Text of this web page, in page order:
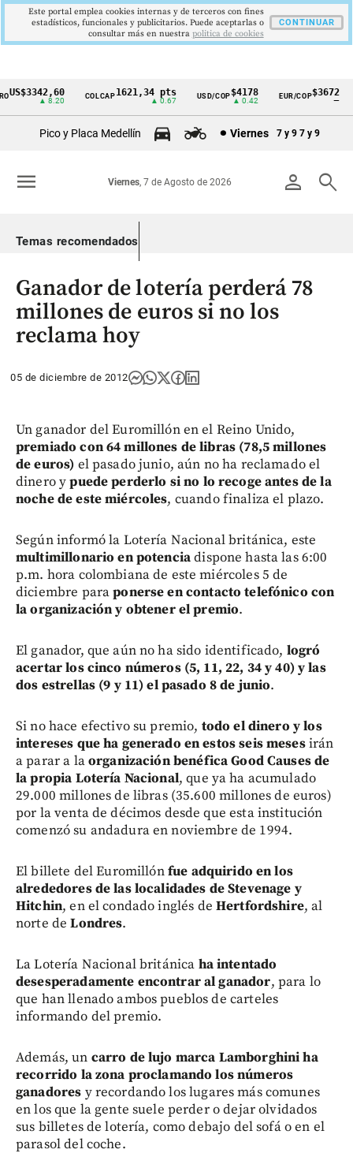
Cintillo
Colombia
US$3342,60
▲ 8.20
COLCAP1621,34 pts
▲ 0.67
USD/COP$4178
▲ 0.42
EUR/COP$3672
Pico y Placa Medellín Viernes 7 y 9 7 y 9
person search
Viernes, 7 de Agosto de 2026
menu
Temas recomendados
Ganador de lotería perderá 78
millones de euros si no los
reclama hoy
05 de diciembre de 2012
Un ganador del Euromillón en el Reino Unido,
premiado con 64 millones de libras (78,5 millones
de euros) el pasado junio, aún no ha reclamado el
dinero ypuede perderlo si no lo recoge antes de la
noche de este miércoles, cuando finaliza el plazo.
Según informó la Lotería Nacional británica, este
multimillonario en potenciadispone hasta las 6:00
p.m. hora colombiana de este miércoles 5 de
diciembre paraponerse en contacto telefónico con
la organización y obtener el premio.
El ganador, que aún no ha sido identificado, logró
acertar los cinco números (5, 11, 22, 34 y 40) y las
dos estrellas (9 y 11) el pasado 8 de junio.
Si no hace efectivo su premio, todo el dinero y los
intereses que ha generado en estos seis mesesirán
a parar a laorganización benéfica Good Causes de
la propia Lotería Nacional, que ya ha acumulado
29.000 millones de libras (35.600 millones de euros)
por la venta de décimos desde que esta institución
comenzó su andadura en noviembre de 1994.
El billete del Euromillónfue adquirido en los
alrededores de las localidades de Stevenage y
Hitchin, en el condado inglés de Hertfordshire, al
norte deLondres.
La Lotería Nacional británica ha intentado
desesperadamente encontrar al ganador, para lo
que han llenado ambos pueblos de carteles
informando del premio.
Además, un carro de lujo marca Lamborghini ha
recorrido la zona proclamando los números
ganadores y recordando los lugares más comunes
en los que la gente suele perder o dejar olvidados
sus billetes de lotería, como debajo del sofá o en el
parasol del coche.
Este portal emplea cookies internas y de terceros con fines
estadísticos, funcionales y publicitarios. Puede aceptarlas o
consultar más en nuestra politica de cookies
CONTINUAR